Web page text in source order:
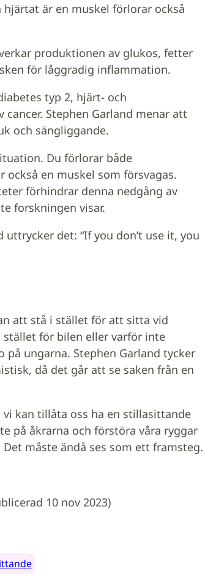
är en muskel förlorar också
produktionen av glukos, fetter
för låggradig inflammation.
typ 2, hjärt- och
Stephen Garland menar att
och sängliggande.
Du förlorar både
en muskel som försvagas.
förhindrar denna nedgång av
forskningen visar.
det: “If you don’t use it, you
att stå i stället för att sitta vid
för bilen eller varför inte
ungarna. Stephen Garland tycker
då det går att se saken från en
kan tillåta oss ha en stillasittande
på åkrarna och förstöra våra ryggar
måste ändå ses som ett framsteg.
10 nov 2023)